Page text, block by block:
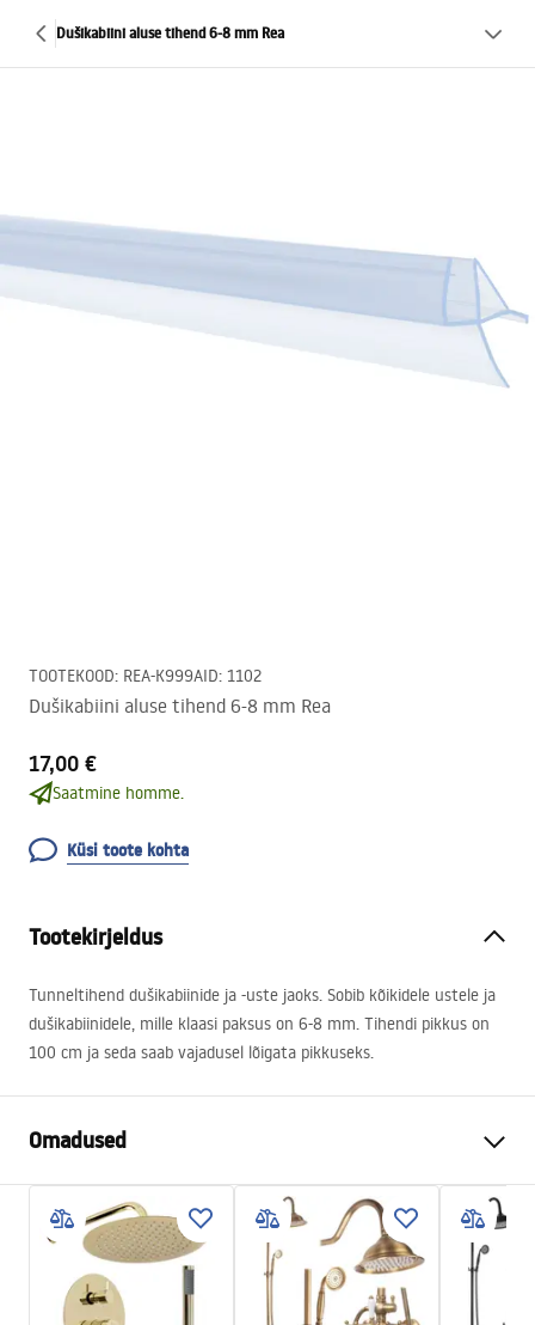
Dušikabiini aluse tihend 6-8 mm Rea
TOOTEKOOD: REA-K999AID: 1102
Dušikabiini aluse tihend 6-8 mm Rea
17,00 €
Saatmine homme.
Küsi toote kohta
Tootekirjeldus
Tunneltihend dušikabiinide ja -uste jaoks. Sobib kõikidele ustele ja
dušikabiinidele, mille klaasi paksus on 6-8 mm. Tihendi pikkus on
100 cm ja seda saab vajadusel lõigata pikkuseks.
Omadused
Uniwersalna - pasuje do
wszystkich drzwi i kabin
prysznicowych
Tihendi materjal
Sylikon